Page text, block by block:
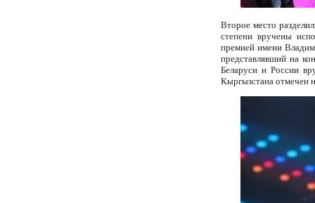
Второе место
степени вручены
премией имени
представлявший на
Беларуси и России
Кыргызстана отмечен